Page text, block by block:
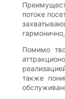
потоке
Помимо
также